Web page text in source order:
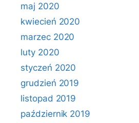
maj 2020
kwiecień 2020
marzec 2020
luty 2020
styczeń 2020
grudzień 2019
listopad 2019
październik 2019